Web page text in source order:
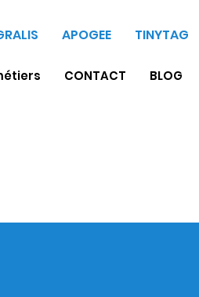
APOGEE TINYTAG
CONTACT BLOG